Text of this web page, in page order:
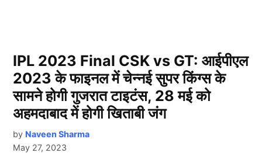
IPL 2023 Final CSK vs GT: आईपीएल
2023 के फाइनल में चेन्नई सुपर किंग्स के
सामने होगी गुजरात टाइटंस, 28 मई को
अहमदाबाद में होगी खिताबी जंग
by Naveen Sharma
May 27, 2023